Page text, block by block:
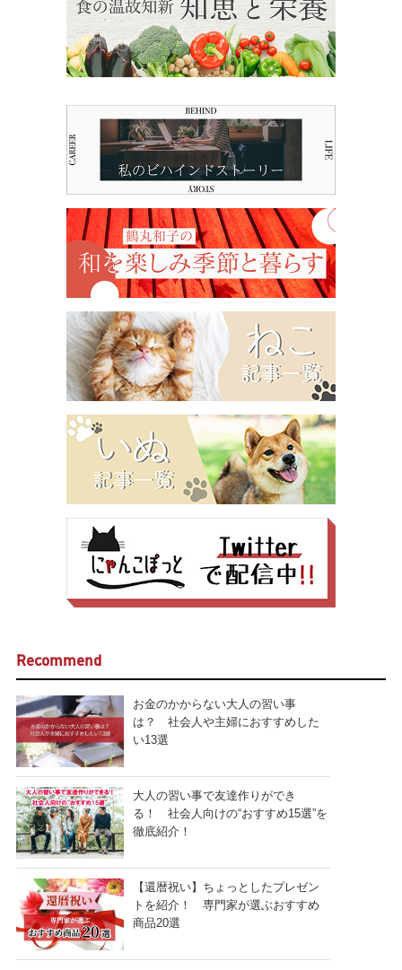
Recommend
お金のかからない大人の習い事
は？ 社会人や主婦におすすめした
い13選
大人の習い事で友達作りができ
る！ 社会人向けの“おすすめ15選”を
徹底紹介！
【還暦祝い】ちょっとしたプレゼン
トを紹介！ 専門家が選ぶおすすめ
商品20選